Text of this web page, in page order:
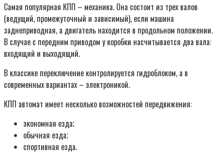
Самая популярная КПП – механика. Она состоит из трех валов
(ведущий, промежуточный и зависимый), если машина
заднеприводная, а двигатель находится в продольном положении.
В случае с передним приводом у коробки насчитывается два вала:
входящий и выходящий.
В классике переключение контролируется гидроблоком, а в
современных вариантах – электроникой.
КПП автомат имеет несколько возможностей передвижения:
экономная езда;
обычная езда;
спортивная езда.